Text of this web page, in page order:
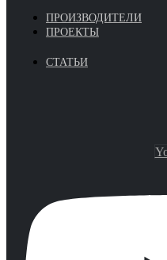
ПРОИЗВОДИТЕЛИ
ПРОЕКТЫ
СТАТЬИ